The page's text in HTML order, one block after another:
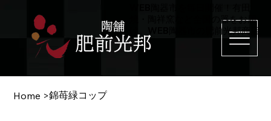
焼・陶祥窯など全国の器をお届
け。WEB陶器市の肥前光邦商店
Home >錦苺緑コップ